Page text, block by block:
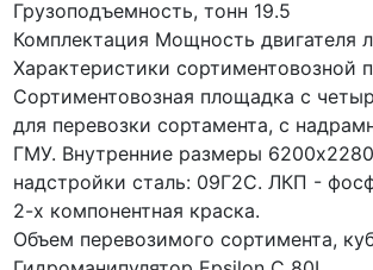
Грузоподъемность, тонн 19.5
Комплектация Мощность двигателя
Характеристики сортиментовозной
Сортиментовозная площадка с
для перевозки сортамента, с
ГМУ. Внутренние размеры
надстройки сталь: 09Г2С. ЛКП -
2-х компонентная краска.
Объем перевозимого сортимента,